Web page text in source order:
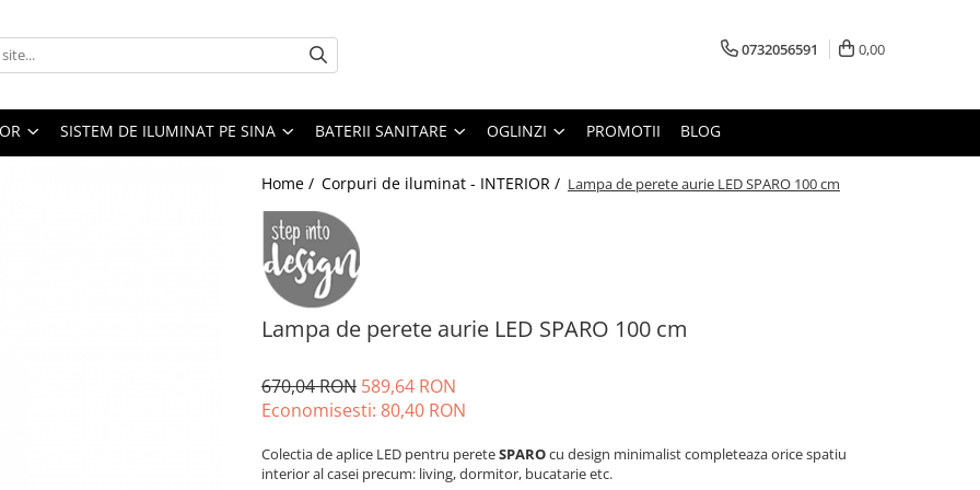
0732056591 0,00
SISTEM DE ILUMINAT PE SINA BATERII SANITARE OGLINZI PROMOTII BLOG
Home / Corpuri de iluminat - INTERIOR / Lampa de perete aurie LED SPARO 100 cm
Lampa de perete aurie LED SPARO 100 cm
670,04 RON 589,64 RON
Economisesti: 80,40 RON
Colectia de aplice LED pentru pereteSPAROcu design minimalist completeaza orice spatiu
interior al casei precum: living, dormitor, bucatarie etc.